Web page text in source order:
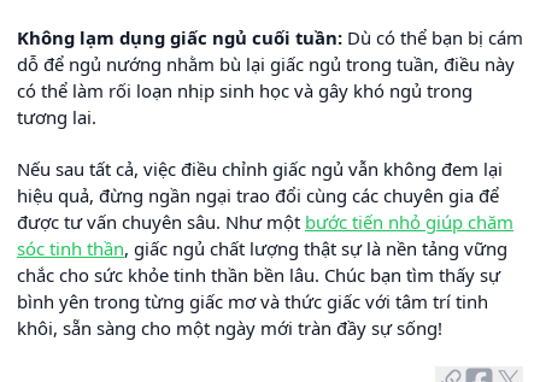
Không lạm dụng giấc ngủ cuối tuần: Dù có thể bạn bị cám
dỗ để ngủ nướng nhằm bù lại giấc ngủ trong tuần, điều này
có thể làm rối loạn nhịp sinh học và gây khó ngủ trong
tương lai.
Nếu sau tất cả, việc điều chỉnh giấc ngủ vẫn không đem lại
hiệu quả, đừng ngần ngại trao đổi cùng các chuyên gia để
được tư vấn chuyên sâu. Như một bước tiến nhỏ giúp chăm
sóc tinh thần, giấc ngủ chất lượng thật sự là nền tảng vững
chắc cho sức khỏe tinh thần bền lâu. Chúc bạn tìm thấy sự
bình yên trong từng giấc mơ và thức giấc với tâm trí tinh
khôi, sẵn sàng cho một ngày mới tràn đầy sự sống!